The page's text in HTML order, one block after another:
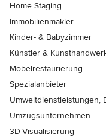
Home Staging
Immobilienmakler
Kinder- & Babyzimmer
Künstler &
Möbelrestaurierung
Spezialanbieter
Umweltdienstleistungen,
Umzugsunternehmen
3D-Visualisierung